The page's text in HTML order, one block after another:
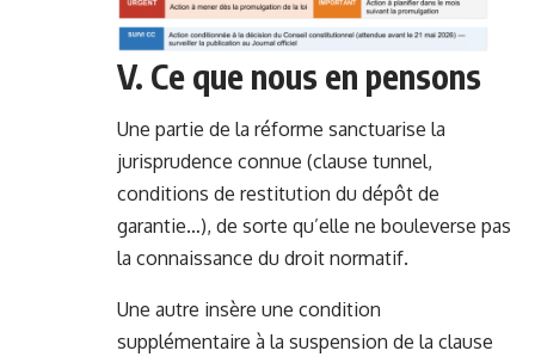
V. Ce que nous en pensons
Une partie de la réforme sanctuarise la
jurisprudence connue (clause tunnel,
conditions de restitution du dépôt de
garantie…), de sorte qu’elle ne bouleverse pas
la connaissance du droit normatif.
Une autre insère une condition
supplémentaire à la suspension de la clause